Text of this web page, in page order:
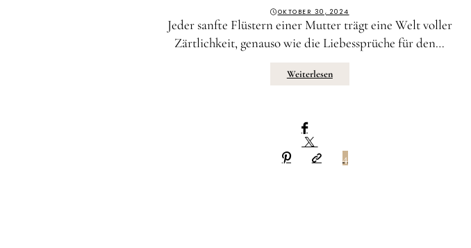
OKTOBER 30, 2024
Jeder sanfte Flüstern einer Mutter trägt eine Welt voller
Zärtlichkeit, genauso wie die Liebessprüche für den…
Weiterlesen
4